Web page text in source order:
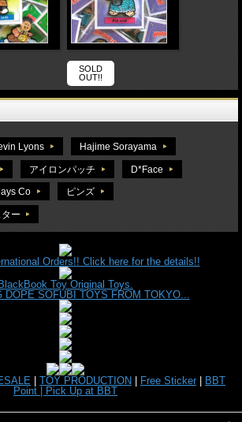
SOLD
OUT!!
Lyons Hajime Sorayama
アイロンパッチ D*Face
Co ピンズ
ー
Orders!! Click here for the details!!
Toy Original Toys.
DOPE SOFUBI TOYS FROM TOKYO...
| TOY PRODUCTION | Free Sticker | BBT
Point | Pick Up at BBT